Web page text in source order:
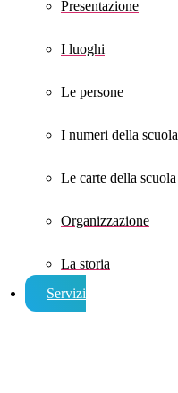
Presentazione
I luoghi
Le persone
I numeri della scuola
Le carte della scuola
Organizzazione
La storia
Servizi